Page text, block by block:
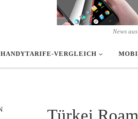
News
HANDYTARIFE-VERGLEICH